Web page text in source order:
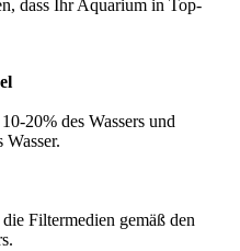
dass Ihr Aquarium in Top-
20% des Wassers und
Wasser.
Filtermedien gemäß den